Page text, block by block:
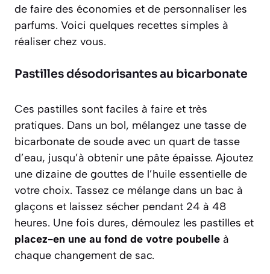
de faire des économies et de personnaliser les
parfums. Voici quelques recettes simples à
réaliser chez vous.
Pastilles désodorisantes au bicarbonate
Ces pastilles sont faciles à faire et très
pratiques. Dans un bol, mélangez une tasse de
bicarbonate de soude avec un quart de tasse
d’eau, jusqu’à obtenir une pâte épaisse. Ajoutez
une dizaine de gouttes de l’huile essentielle de
votre choix. Tassez ce mélange dans un bac à
glaçons et laissez sécher pendant 24 à 48
heures. Une fois dures, démoulez les pastilles et
placez-en une au fond de votre poubelle à
chaque changement de sac.